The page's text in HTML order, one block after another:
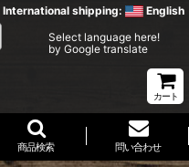
International shipping: English
Select language here!
by Google translate
カート
商品検索 問い合わせ